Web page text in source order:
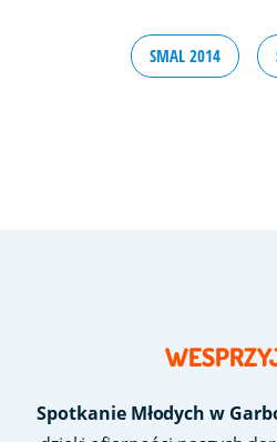
SMAL 2014
Spotkanie Młodych w